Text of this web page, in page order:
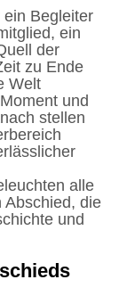
Begleiter
ein
der
zu Ende
Welt
und
stellen
alle
Abschied, die
und